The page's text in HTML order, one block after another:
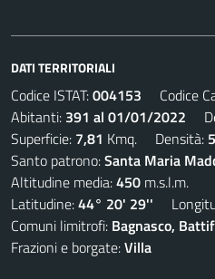
DATI TERRITORIALI
Codice ISTAT:004153 Codice
Abitanti: 391 al 01/01/2022
Superficie: 7,81 Kmq. Densità:
Santo patrono:Santa Maria
Altitudine media:450 m.s.l.m.
Latitudine:44° 20' 29''
Comuni limitrofi: Bagnasco,
Frazioni e borgate:Villa